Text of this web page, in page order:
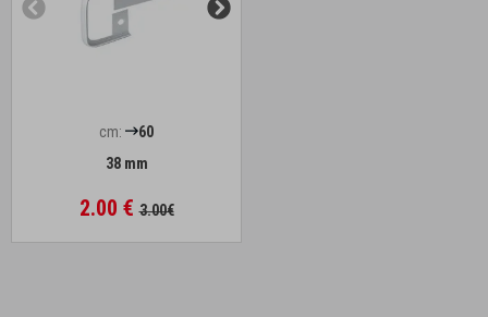
cm:
60
38 mm
2.00 €3.00€